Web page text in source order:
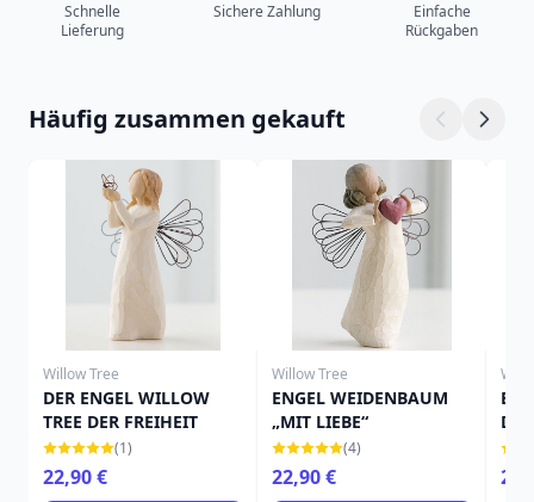
Schnelle
Lieferung
Sichere Zahlung
Einfache
Rückgaben
Häufig zusammen gekauft
Willow Tree
DER ENGEL WILLOW
TREE DER FREIHEIT
(1)
22,90 €
Willow Tree
ENGEL WEIDENBAUM
„MIT LIEBE“
(4)
22,90 €